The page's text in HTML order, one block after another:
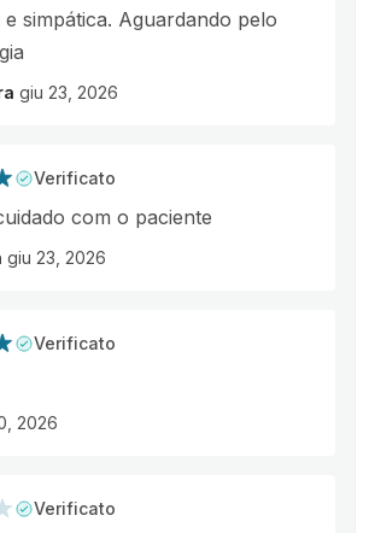
simpática. Aguardando pelo
giu 23, 2026
Verificato
com o paciente
giu 23, 2026
Verificato
2026
Verificato